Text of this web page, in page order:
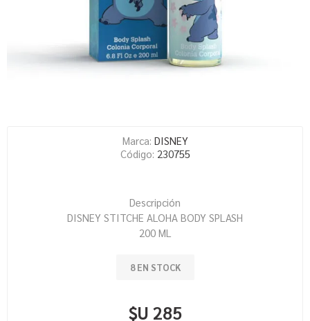
Marca: DISNEY
Código: 230755
Descripción
DISNEY STITCHE ALOHA BODY SPLASH
200 ML
8 EN STOCK
$U 285